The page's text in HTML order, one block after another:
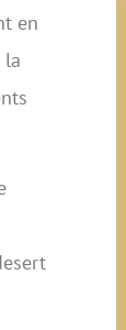
en
la